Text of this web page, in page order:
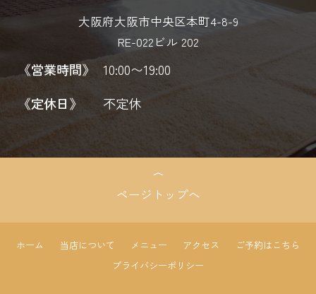
大阪府大阪市中央区本町4-8-9
RE-022ビル 202
《営業時間》
10:00〜19:00
《定休日》
不定休
ページトップへ
ホーム 当店について メニュー アクセス
ご予約はこちら
プライバシーポリシー